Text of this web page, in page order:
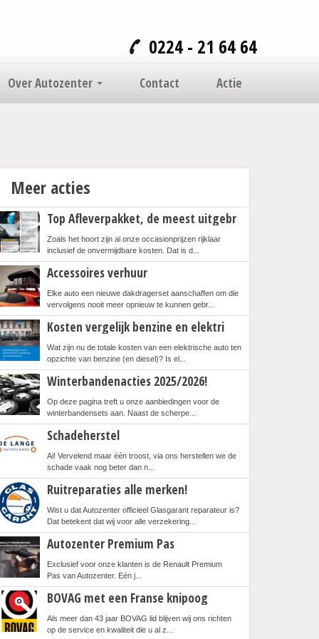
0224 - 21 64 64
Over Autozenter Contact Actie
Meer acties
Top Afleverpakket, de meest uitgebr
Zoals het hoort zijn al onze occasionprijzen rijklaar
inclusief de onvermijdbare kosten. Dat is d...
Accessoires verhuur
Elke auto een nieuwe dakdragerset aanschaffen om die
vervolgens nooit meer opnieuw te kunnen gebr...
Kosten vergelijk benzine en elektri
Wat zijn nu de totale kosten van een elektrische auto ten
opzichte van benzine (en diesel)? Is el...
Winterbandenacties 2025/2026!
Op deze pagina treft u onze aanbiedingen voor de
winterbandensets aan. Naast de scherpe...
Schadeherstel
Ai! Vervelend maar één troost, via ons herstellen we de
schade vaak nog beter dan n...
Ruitreparaties alle merken!
Wist u dat Autozenter officieel Glasgarant reparateur is?
Dat betekent dat wij voor alle verzekering...
Autozenter Premium Pas
Exclusief voor onze klanten is de Renault Premium
Pas van Autozenter. Eén j...
BOVAG met een Franse knipoog
Als meer dan 43 jaar BOVAG lid blijven wij ons richten
op de service en kwaliteit die u al z...